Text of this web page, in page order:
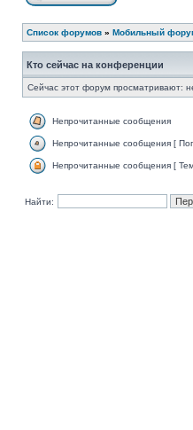
Список форумов » Мобильный
Кто сейчас на конференции
Сейчас этот форум просматривают:
Непрочитанные сообщения
Непрочитанные сообщения [
Непрочитанные сообщения [
Найти: